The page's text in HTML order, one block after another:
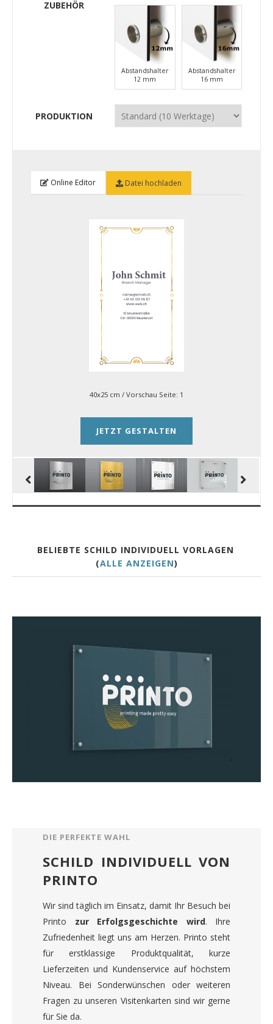
ZUBEHÖR
Abstandshalter
12 mm
Abstandshalter
16 mm
PRODUKTION
Online Editor Datei hochladen
40x25 cm / Vorschau Seite: 1
JETZT GESTALTEN
BELIEBTE SCHILD INDIVIDUELL VORLAGEN
(ALLE ANZEIGEN)
DIE PERFEKTE WAHL
SCHILD INDIVIDUELL VON
PRINTO
Wir sind täglich im Einsatz, damit Ihr Besuch bei
Printo zur Erfolgsgeschichte wird. Ihre
Zufriedenheit liegt uns am Herzen. Printo steht
für erstklassige Produktqualität, kurze
Lieferzeiten und Kundenservice auf höchstem
Niveau. Bei Sonderwünschen oder weiteren
Fragen zu unseren Visitenkarten sind wir gerne
für Sie da.